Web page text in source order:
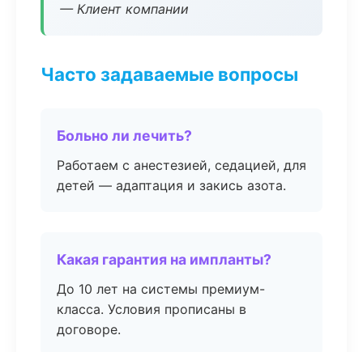
— Клиент компании
Часто задаваемые вопросы
Больно ли лечить?
Работаем с анестезией, седацией, для
детей — адаптация и закись азота.
Какая гарантия на импланты?
До 10 лет на системы премиум-
класса. Условия прописаны в
договоре.